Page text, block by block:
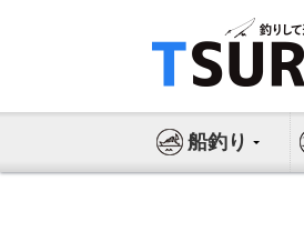
ス
船釣り